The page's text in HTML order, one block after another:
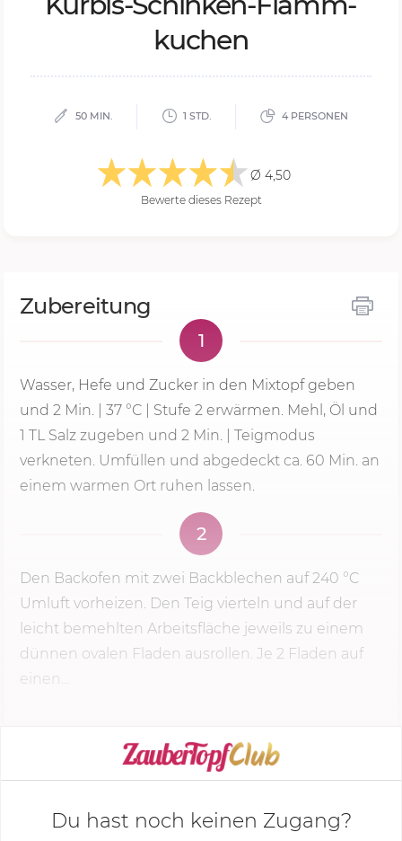
ku­chen
50 MIN. 1 STD. 4 PERSONEN
Ø 4,50
Bewerte dieses Rezept
Zubereitung
1
Wasser, Hefe und Zucker in den Mixtopf geben
und 2 Min. 37 °C Stufe 2 erwärmen. Mehl, Öl und
1 TL Salz zugeben und 2 Min. | Teigmodus
verkneten. Umfüllen und abgedeckt ca. 60 Min. an
einem warmen Ort ruhen lassen.
2
Den Backofen mit zwei Backblechen auf240 °C
Umluft vorheizen. Den Teig vierteln und auf der
leicht bemehlten Arbeitsfläche jeweils zu einem
dünnen ovalen Fladen ausrollen. Je 2 Fladen auf
einen...
KOCHMODUS STARTEN
Du hast noch keinen Zugang?